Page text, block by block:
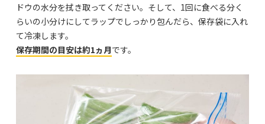
ドウの水分を拭き取ってください。そして、1回に食べる分く
らいの小分けにしてラップでしっかり包んだら、保存袋に入れ
て冷凍します。
保存期間の目安は約1ヵ月です。